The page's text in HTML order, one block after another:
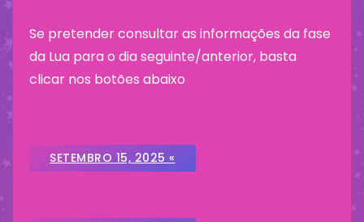
Se pretender consultar as informações da fase
da Lua para o dia seguinte/anterior, basta
clicar nos botões abaixo
SETEMBRO 15, 2025 «